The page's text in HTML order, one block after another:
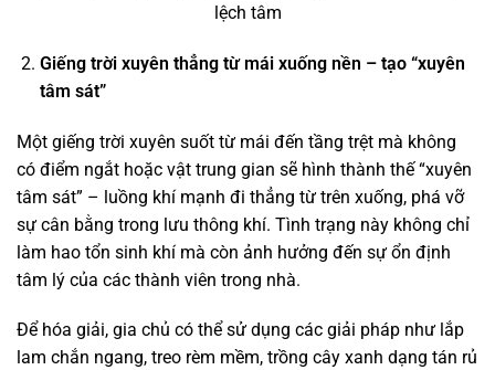
lệch tâm
Giếng trời xuyên thẳng từ mái xuống nền – tạo “xuyên
tâm sát”
Một giếng trời xuyên suốt từ mái đến tầng trệt mà không
có điểm ngắt hoặc vật trung gian sẽ hình thành thế “xuyên
tâm sát” – luồng khí mạnh đi thẳng từ trên xuống, phá vỡ
sự cân bằng trong lưu thông khí. Tình trạng này không chỉ
làm hao tổn sinh khí mà còn ảnh hưởng đến sự ổn định
tâm lý của các thành viên trong nhà.
Để hóa giải, gia chủ có thể sử dụng các giải pháp như lắp
lam chắn ngang, treo rèm mềm, trồng cây xanh dạng tán rủ